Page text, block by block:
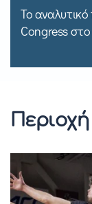
Το
Congress